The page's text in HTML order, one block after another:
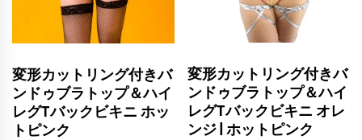
変形カットリング付きバ
ンドゥブラトップ＆ハイ
レグTバックビキニ ホッ
トピンク
変形カットリング付きバ
ンドゥブラトップ＆ハイ
レグTバックビキニ オレ
ンジ | ホットピンク